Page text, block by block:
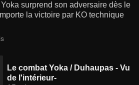
surprend son adversaire dès le
la victoire par KO technique
Le combat Yoka / Duhaupas - Vu
de l'intérieur-